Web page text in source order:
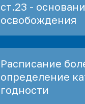
ст.23 -
освобождения
Расписание
определение
годности